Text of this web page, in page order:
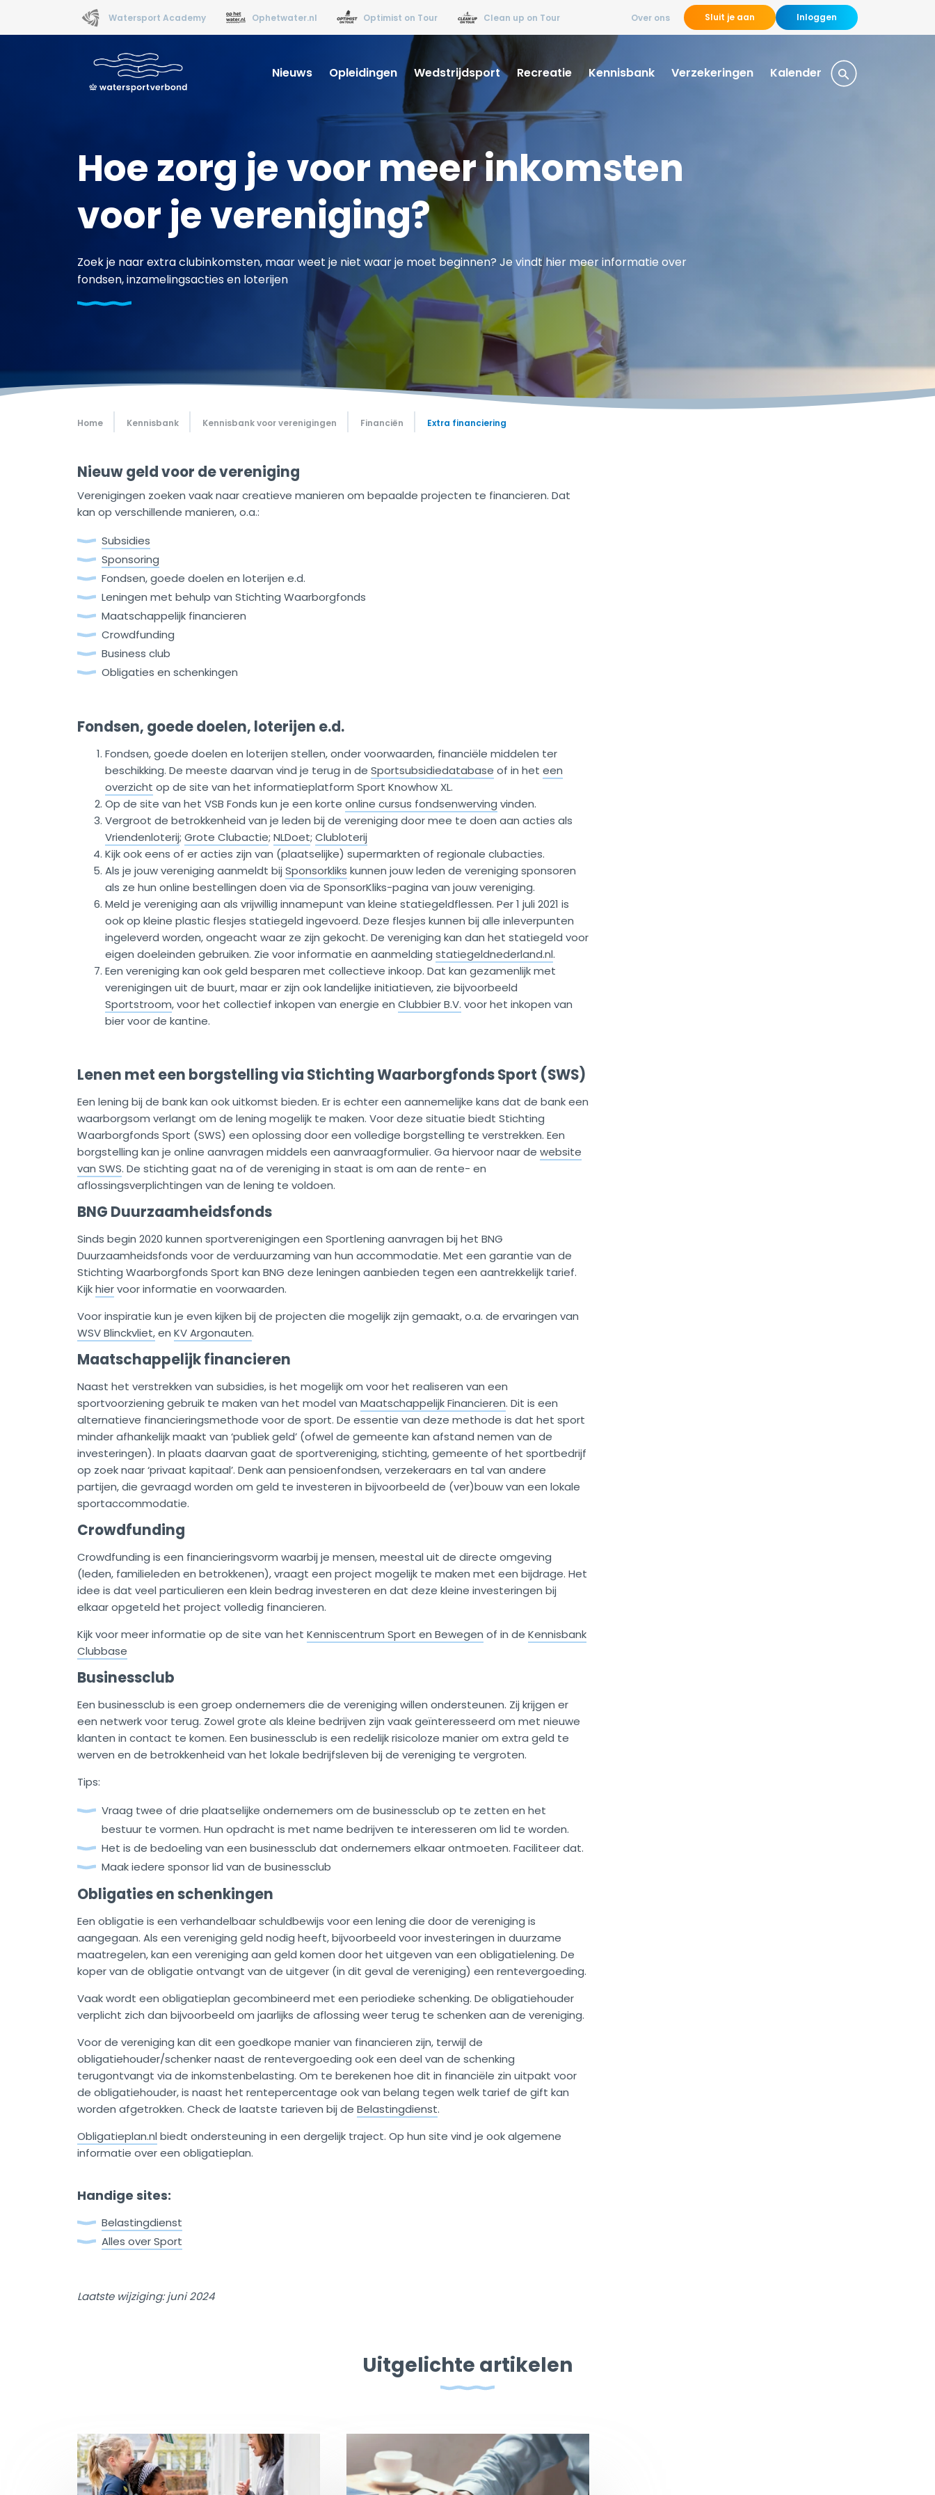
Watersport Academy Ophetwater.nl Optimist on Tour Clean up on Tour Over ons Sluit je aan Inloggen
Nieuws Opleidingen Wedstrijdsport Recreatie Kennisbank Verzekeringen Kalender
Hoe zorg je voor meer inkomsten
voor je vereniging?
Zoek je naar extra clubinkomsten, maar weet je niet waar je moet beginnen? Je vindt hier meer informatie over
fondsen, inzamelingsacties en loterijen
Home Kennisbank Kennisbank voor verenigingen Financiën Extra financiering
Nieuw geld voor de vereniging
Verenigingen zoeken vaak naar creatieve manieren om bepaalde projecten te financieren. Dat
kan op verschillende manieren, o.a.:
Subsidies
Sponsoring
Fondsen, goede doelen en loterijen e.d.
Leningen met behulp van Stichting Waarborgfonds
Maatschappelijk financieren
Crowdfunding
Business club
Obligaties en schenkingen
Fondsen, goede doelen, loterijen e.d.
Fondsen, goede doelen en loterijen stellen, onder voorwaarden, financiële middelen ter
beschikking. De meeste daarvan vind je terug in de Sportsubsidiedatabase of in het een
overzicht op de site van het informatieplatform Sport Knowhow XL.
Op de site van het VSB Fonds kun je een korte online cursus fondsenwerving vinden.
Vergroot de betrokkenheid van je leden bij de vereniging door mee te doen aan acties als
Vriendenloterij; Grote Clubactie; NLDoet; Clubloterij
Kijk ook eens of er acties zijn van (plaatselijke) supermarkten of regionale clubacties.
Als je jouw vereniging aanmeldt bij Sponsorkliks kunnen jouw leden de vereniging sponsoren
als ze hun online bestellingen doen via de SponsorKliks-pagina van jouw vereniging.
Meld je vereniging aan als vrijwillig innamepunt van kleine statiegeldflessen. Per 1 juli 2021 is
ook op kleine plastic flesjes statiegeld ingevoerd. Deze flesjes kunnen bij alle inleverpunten
ingeleverd worden, ongeacht waar ze zijn gekocht. De vereniging kan dan het statiegeld voor
eigen doeleinden gebruiken. Zie voor informatie en aanmelding statiegeldnederland.nl.
Een vereniging kan ook geld besparen met collectieve inkoop. Dat kan gezamenlijk met
verenigingen uit de buurt, maar er zijn ook landelijke initiatieven, zie bijvoorbeeld
Sportstroom, voor het collectief inkopen van energie en Clubbier B.V. voor het inkopen van
bier voor de kantine.
Lenen met een borgstelling via Stichting Waarborgfonds Sport (SWS)
Een lening bij de bank kan ook uitkomst bieden. Er is echter een aannemelijke kans dat de bank een
waarborgsom verlangt om de lening mogelijk te maken. Voor deze situatie biedt Stichting
Waarborgfonds Sport (SWS) een oplossing door een volledige borgstelling te verstrekken. Een
borgstelling kan je online aanvragen middels een aanvraagformulier. Ga hiervoor naar de website
van SWS. De stichting gaat na of de vereniging in staat is om aan de rente- en
aflossingsverplichtingen van de lening te voldoen.
BNG Duurzaamheidsfonds
Sinds begin 2020 kunnen sportverenigingen een Sportlening aanvragen bij het BNG
Duurzaamheidsfonds voor de verduurzaming van hun accommodatie. Met een garantie van de
Stichting Waarborgfonds Sport kan BNG deze leningen aanbieden tegen een aantrekkelijk tarief.
Kijkhiervoor informatie en voorwaarden.
Voor inspiratie kun je even kijken bij de projecten die mogelijk zijn gemaakt, o.a. de ervaringen van
WSV Blinckvliet,en KV Argonauten.
Maatschappelijk financieren
Naast het verstrekken van subsidies, is het mogelijk om voor het realiseren van een
sportvoorziening gebruik te maken van het model van Maatschappelijk Financieren. Dit is een
alternatieve financieringsmethode voor de sport. De essentie van deze methode is dat het sport
minder afhankelijk maakt van ‘publiek geld’ (ofwel de gemeente kan afstand nemen van de
investeringen). In plaats daarvan gaat de sportvereniging, stichting, gemeente of het sportbedrijf
op zoek naar ‘privaat kapitaal’. Denk aan pensioenfondsen, verzekeraars en tal van andere
partijen, die gevraagd worden om geld te investeren in bijvoorbeeld de (ver)bouw van een lokale
sportaccommodatie.
Crowdfunding
Crowdfunding is een financieringsvorm waarbij je mensen, meestal uit de directe omgeving
(leden, familieleden en betrokkenen), vraagt een project mogelijk te maken met een bijdrage. Het
idee is dat veel particulieren een klein bedrag investeren en dat deze kleine investeringen bij
elkaar opgeteld het project volledig financieren.
Kijk voor meer informatie op de site van het Kenniscentrum Sport en Bewegen of in de Kennisbank
Clubbase
Businessclub
Een businessclub is een groep ondernemers die de vereniging willen ondersteunen. Zij krijgen er
een netwerk voor terug. Zowel grote als kleine bedrijven zijn vaak geïnteresseerd om met nieuwe
klanten in contact te komen. Een businessclub is een redelijk risicoloze manier om extra geld te
werven en de betrokkenheid van het lokale bedrijfsleven bij de vereniging te vergroten.
Tips:
Vraag twee of drie plaatselijke ondernemers om de businessclub op te zetten en het
bestuur te vormen. Hun opdracht is met name bedrijven te interesseren om lid te worden.
Het is de bedoeling van een businessclub dat ondernemers elkaar ontmoeten. Faciliteer dat.
Maak iedere sponsor lid van de businessclub
Obligaties en schenkingen
Een obligatie is een verhandelbaar schuldbewijs voor een lening die door de vereniging is
aangegaan. Als een vereniging geld nodig heeft, bijvoorbeeld voor investeringen in duurzame
maatregelen, kan een vereniging aan geld komen door het uitgeven van een obligatielening. De
koper van de obligatie ontvangt van de uitgever (in dit geval de vereniging) een rentevergoeding.
Vaak wordt een obligatieplan gecombineerd met een periodieke schenking. De obligatiehouder
verplicht zich dan bijvoorbeeld om jaarlijks de aflossing weer terug te schenken aan de vereniging.
Voor de vereniging kan dit een goedkope manier van financieren zijn, terwijl de
obligatiehouder/schenker naast de rentevergoeding ook een deel van de schenking
terugontvangt via de inkomstenbelasting. Om te berekenen hoe dit in financiële zin uitpakt voor
de obligatiehouder, is naast het rentepercentage ook van belang tegen welk tarief de gift kan
worden afgetrokken. Check de laatste tarieven bij de Belastingdienst.
Obligatieplan.nl biedt ondersteuning in een dergelijk traject. Op hun site vind je ook algemene
informatie over een obligatieplan.
Handige sites:
Belastingdienst
Alles over Sport
Laatste wijziging: juni 2024
Uitgelichte artikelen